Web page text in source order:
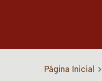
Página Inicial